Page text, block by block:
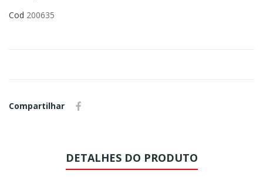
Cod 200635
Compartilhar
DETALHES DO PRODUTO